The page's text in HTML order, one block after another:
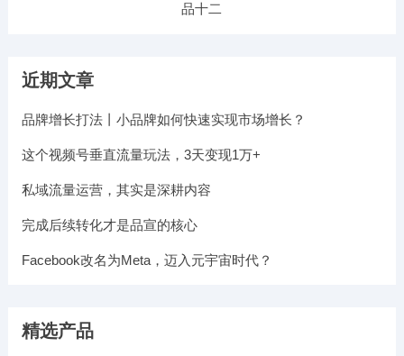
品十二
近期文章
品牌增长打法丨小品牌如何快速实现市场增长？
这个视频号垂直流量玩法，3天变现1万+​
私域流量运营，其实是深耕内容
完成后续转化才是品宣的核心
Facebook改名为Meta，迈入元宇宙时代？
精选产品